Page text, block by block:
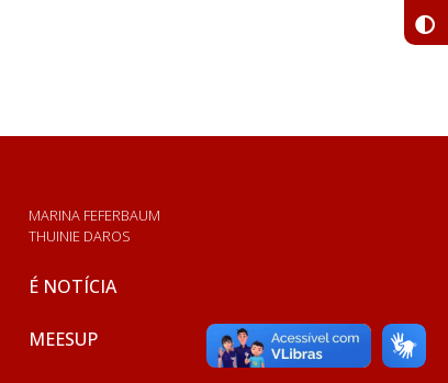
MARINA FEFERBAUM
THUINIE DAROS
É NOTÍCIA
MEESUP